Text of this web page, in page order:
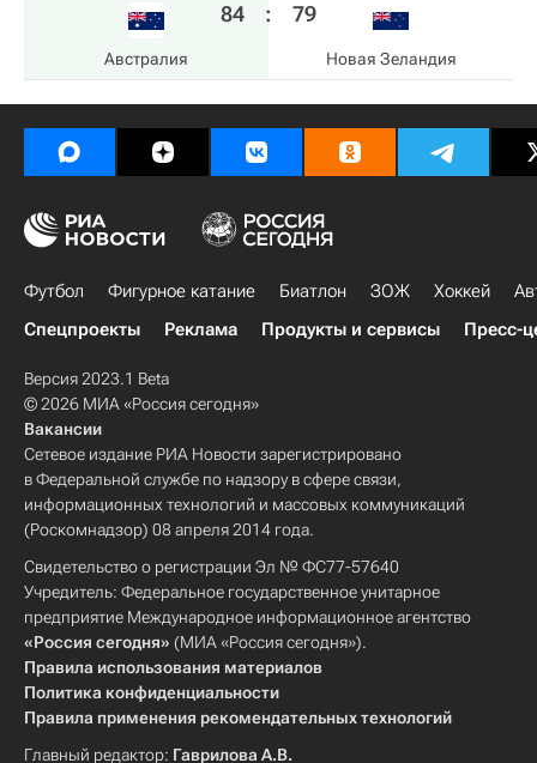
Австралия
84 : 79
Новая Зеландия
Футбол Фигурное катание Биатлон ЗОЖ Хоккей
Спецпроекты
Реклама Продукты и сервисы Пресс-
Версия 2023.1 Beta
© 2026 МИА «Россия сегодня»
Вакансии
Сетевое издание РИА Новости зарегистрировано
в Федеральной службе по надзору в сфере связи,
информационных технологий и массовых коммуникаций
(Роскомнадзор) 08 апреля 2014 года.
Свидетельство о регистрации Эл № ФС77-57640
Учредитель: Федеральное государственное унитарное
предприятие Международное информационное агентство
«Россия сегодня» (МИА «Россия сегодня»).
Правила использования материалов
Политика конфиденциальности
Правила применения рекомендательных технологий
Главный редактор: Гаврилова А.В.